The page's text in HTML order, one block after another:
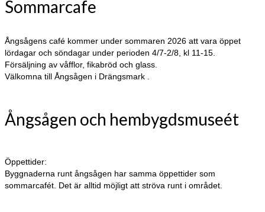
Sommarcafe
Ångsågens café kommer under sommaren 2026 att vara öppet
lördagar och söndagar under perioden 4/7-2/8, kl 11-15.
Försäljning av våfflor, fikabröd och glass.
Välkomna till Ångsågen i Drängsmark .
Ångsågen och hembygdsmuseét
Öppettider:
Byggnaderna runt ångsågen har samma öppettider som
sommarcafét. Det är alltid möjligt att ströva runt i området.